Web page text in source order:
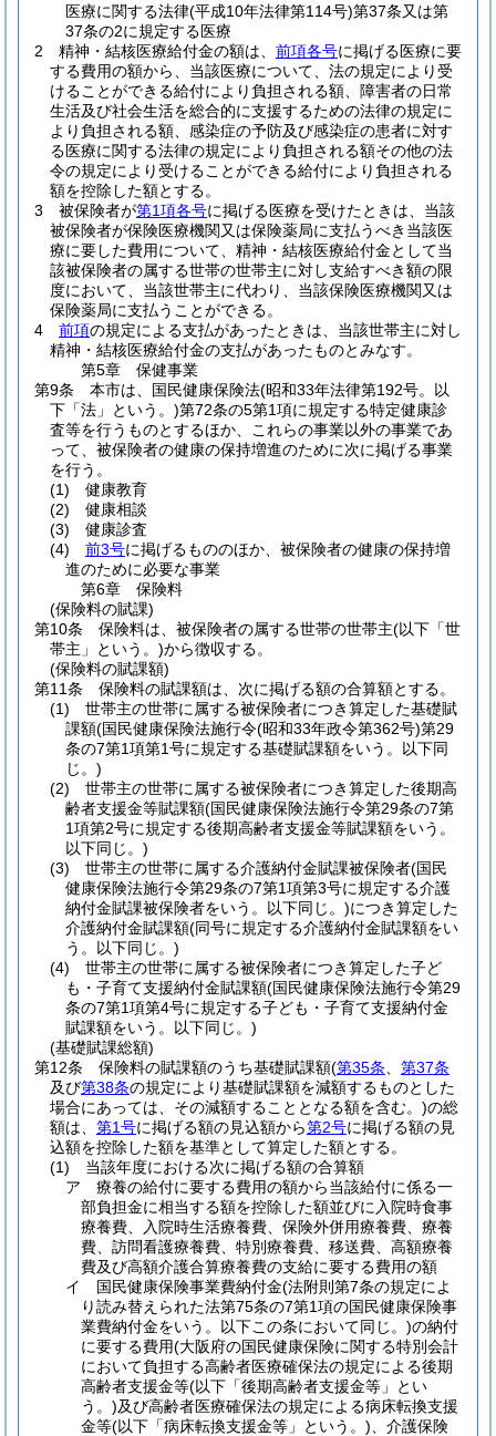
医療に関する法律(平成10年法律第114号)第37条又は第
37条の2に規定する医療
2
精神・結核医療給付金の額は、 前項各号に掲げる医療に要
する費用の額から、当該医療について、法の規定により受
けることができる給付により負担される額、障害者の日常
生活及び社会生活を総合的に支援するための法律の規定に
より負担される額、感染症の予防及び感染症の患者に対す
る医療に関する法律の規定により負担される額その他の法
令の規定により受けることができる給付により負担される
額を控除した額とする。
3
被保険者が第1項各号に掲げる医療を受けたときは、当該
被保険者が保険医療機関又は保険薬局に支払うべき当該医
療に要した費用について、精神・結核医療給付金として当
該被保険者の属する世帯の世帯主に対し支給すべき額の限
度において、当該世帯主に代わり、当該保険医療機関又は
保険薬局に支払うことができる。
4
前項の規定による支払があったときは、当該世帯主に対し
精神・結核医療給付金の支払があったものとみなす。
第5章
保健事業
第9条
本市は、国民健康保険法(昭和33年法律第192号。以
下「法」という。)第72条の5第1項に規定する特定健康診
査等を行うものとするほか、これらの事業以外の事業であ
って、被保険者の健康の保持増進のために次に掲げる事業
を行う。
(1)
健康教育
(2)
健康相談
(3)
健康診査
(4)
前3号に掲げるもののほか、被保険者の健康の保持増
進のために必要な事業
第6章
保険料
(保険料の賦課)
第10条
保険料は、被保険者の属する世帯の世帯主(以下「世
帯主」という。)から徴収する。
(保険料の賦課額)
第11条
保険料の賦課額は、次に掲げる額の合算額とする。
(1)
世帯主の世帯に属する被保険者につき算定した基礎賦
課額(国民健康保険法施行令(昭和33年政令第362号)第29
条の7第1項第1号に規定する基礎賦課額をいう。以下同
じ。)
(2)
世帯主の世帯に属する被保険者につき算定した後期高
齢者支援金等賦課額(国民健康保険法施行令第29条の7第
1項第2号に規定する後期高齢者支援金等賦課額をいう。
以下同じ。)
(3)
世帯主の世帯に属する介護納付金賦課被保険者(国民
健康保険法施行令第29条の7第1項第3号に規定する介護
納付金賦課被保険者をいう。以下同じ。)につき算定した
介護納付金賦課額(同号に規定する介護納付金賦課額をい
う。以下同じ。)
(4)
世帯主の世帯に属する被保険者につき算定した子ど
も・子育て支援納付金賦課額(国民健康保険法施行令第29
条の7第1項第4号に規定する子ども・子育て支援納付金
賦課額をいう。以下同じ。)
(基礎賦課総額)
第12条
保険料の賦課額のうち基礎賦課額(第35条
第37条
及び第38条の規定により基礎賦課額を減額するものとした
場合にあっては、その減額することとなる額を含む。)の総
額は、 第1号に掲げる額の見込額から第2号に掲げる額の見
込額を控除した額を基準として算定した額とする。
(1)
当該年度における次に掲げる額の合算額
ア
療養の給付に要する費用の額から当該給付に係る一
部負担金に相当する額を控除した額並びに入院時食事
療養費、入院時生活療養費、保険外併用療養費、療養
費、訪問看護療養費、特別療養費、移送費、高額療養
費及び高額介護合算療養費の支給に要する費用の額
イ
国民健康保険事業費納付金(法附則第7条の規定によ
り読み替えられた法第75条の7第1項の国民健康保険事
業費納付金をいう。以下この条において同じ。)の納付
に要する費用(大阪府の国民健康保険に関する特別会計
において負担する高齢者医療確保法の規定による後期
高齢者支援金等(以下「後期高齢者支援金等」とい
う。)及び高齢者医療確保法の規定による病床転換支援
金等(以下「病床転換支援金等」という。) 、介護保険